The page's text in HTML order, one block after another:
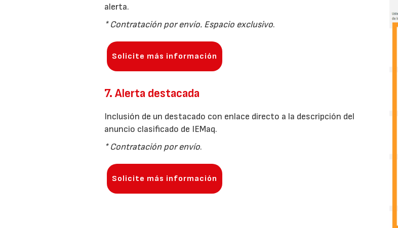
alerta.
* Contratación por envío. Espacio exclusivo.
Solicite más información
7. Alerta destacada
Inclusión de un destacado con enlace directo a la descripción del
anuncio clasificado de IEMaq.
* Contratación por envío.
Solicite más información